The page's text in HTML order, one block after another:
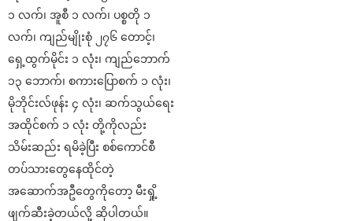
၁ လက်၊ အူစီ ၁ လက်၊ ပစ္စတို ၁
လက်၊ ကျည်မျိုးစုံ ၂၇၆ တောင့်၊
ရှေ့ထွက်မိုင်း ၁ လုံး၊ ကျည်ဘောက်
၁၃ ဘောက်၊ စကားပြောစက် ၁ လုံး၊
မိုဘိုင်းလ်ဖုန်း ၄ လုံး၊ ဆက်သွယ်ရေး
အထိုင်စက် ၁ လုံး တို့ကိုလည်း
သိမ်းဆည်း ရမိခဲ့ပြီး စစ်ကောင်စီ
တပ်သားတွေနေထိုင်တဲ့
အဆောက်အဦတွေကိုတော့ မီးရှို့
ဖျက်ဆီးခဲ့တယ်လို့ ဆိုပါတယ်။